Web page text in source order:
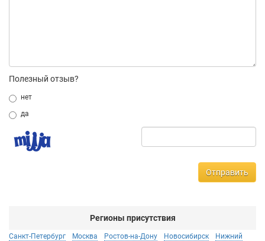
Полезный отзыв?
нет
да
Отправить
Регионы присутствия
Санкт-Петербург Москва Ростов-на-Дону Новосибирск
Нижний